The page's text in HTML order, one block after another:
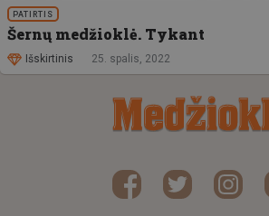
PATIRTIS
Šernų medžioklė. Tykant
Išskirtinis 25. spalis, 2022